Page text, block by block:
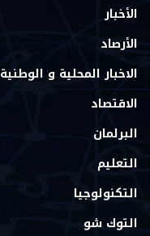
الأخبار
الأرصاد
الاخبار المحلية و الوطنية
الاقتصاد
البرلمان
التعليم
التكنولوجيا
التوك شو